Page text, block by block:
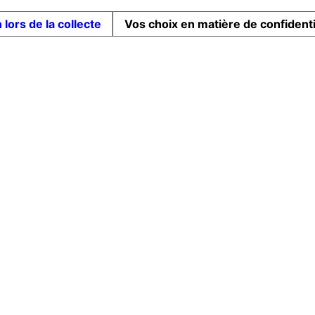
lors de la collecte Vos choix en matière de